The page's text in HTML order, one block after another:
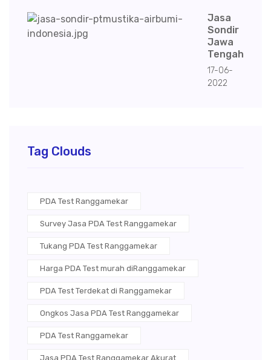
Jasa
Sondir
Jawa
Tengah
17-06-
2022
Tag Clouds
PDA Test Ranggamekar
Survey Jasa PDA Test Ranggamekar
Tukang PDA Test Ranggamekar
Harga PDA Test murah diRanggamekar
PDA Test Terdekat di Ranggamekar
Ongkos Jasa PDA Test Ranggamekar
PDA Test Ranggamekar
Jasa PDA Test Ranggamekar Akurat